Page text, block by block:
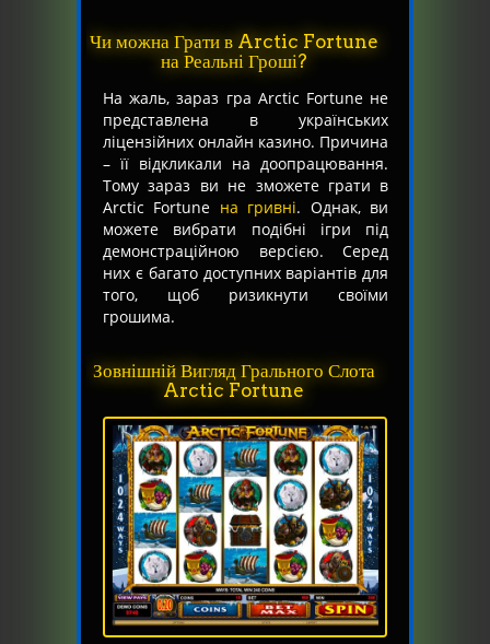
Чи можна Грати в Arctic Fortune
на Реальні Гроші?
На жаль, зараз гра Arctic Fortune не
представлена в українських
ліцензійних онлайн казино. Причина
– її відкликали на доопрацювання.
Тому зараз ви не зможете грати в
Arctic Fortune на гривні. Однак, ви
можете вибрати подібні ігри під
демонстраційною версією. Серед
них є багато доступних варіантів для
того, щоб ризикнути своїми
грошима.
Зовнішній Вигляд Грального Слота
Arctic Fortune